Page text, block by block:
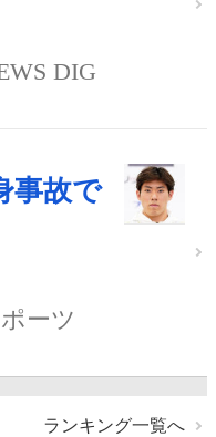
DIG
事故で
ーツ
ランキング一覧へ